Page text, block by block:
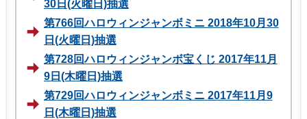
30日(火曜日)抽選
第766回ハロウィンジャンボミニ 2018年10月30
日(火曜日)抽選
第728回ハロウィンジャンボ宝くじ 2017年11月
9日(木曜日)抽選
第729回ハロウィンジャンボミニ 2017年11月9
日(木曜日)抽選